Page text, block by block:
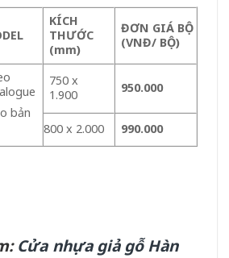
KÍCH
THƯỚC
(mm)
ĐƠN GIÁ BỘ
(VNĐ/ BỘ)
bản
750 x
1.900
950.000
800 x 2.000 990.000
Cửa nhựa giả gỗ Hàn